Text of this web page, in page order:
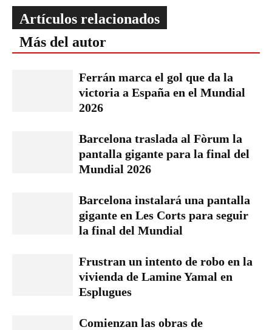
Artículos relacionados
Más del autor
Ferrán marca el gol que da la
victoria a España en el Mundial
2026
Barcelona traslada al Fòrum la
pantalla gigante para la final del
Mundial 2026
Barcelona instalará una pantalla
gigante en Les Corts para seguir
la final del Mundial
Frustran un intento de robo en la
vivienda de Lamine Yamal en
Esplugues
Comienzan las obras de